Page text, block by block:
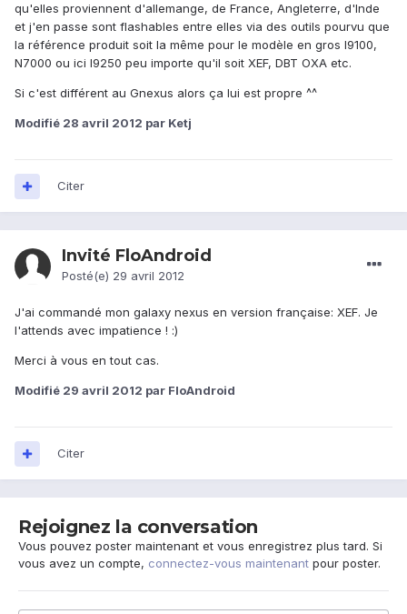
qu'elles proviennent d'allemange, de France, Angleterre, d'Inde
et j'en passe sont flashables entre elles via des outils pourvu que
la référence produit soit la même pour le modèle en gros I9100,
N7000 ou ici I9250 peu importe qu'il soit XEF, DBT OXA etc.
Si c'est différent au Gnexus alors ça lui est propre ^^
Modifié 28 avril 2012 par Ketj
Citer
Invité FloAndroid
Posté(e) 29 avril 2012
J'ai commandé mon galaxy nexus en version française: XEF. Je
l'attends avec impatience ! :)
Merci à vous en tout cas.
Modifié 29 avril 2012 par FloAndroid
Citer
Rejoignez la conversation
Vous pouvez poster maintenant et vous enregistrez plus tard. Si
vous avez un compte, connectez-vous maintenant pour poster.